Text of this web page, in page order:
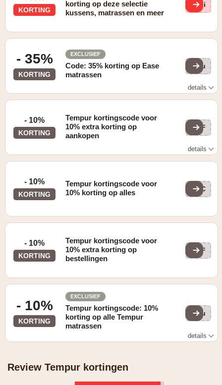
KORTING
korting op deze selectie
kussens, matrassen en meer
dni
- 35%
KORTING
EXCLUSIEF
Code: 35% korting op Ease
matrassen
Rou
details
- 10%
KORTING
Tempur kortingscode voor
10% extra korting op
aankopen
REF
details
- 10%
KORTING
Tempur kortingscode voor
10% korting op alles
DEC
- 10%
KORTING
Tempur kortingscode voor
10% extra korting op
bestellingen
REF
- 10%
KORTING
EXCLUSIEF
Tempur kortingscode: 10%
korting op alle Tempur
matrassen
Rou
details
Review Tempur kortingen